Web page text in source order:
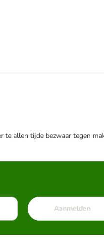
allen tijde bezwaar tegen
Aanmelden